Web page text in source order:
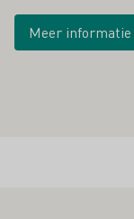
Meer informatie